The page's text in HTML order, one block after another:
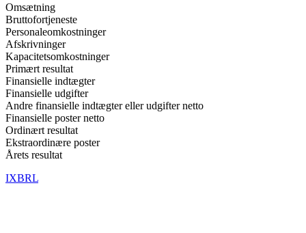
Omsætning
Bruttofortjeneste
Personaleomkostninger
Afskrivninger
Kapacitetsomkostninger
Primært resultat
Finansielle indtægter
Finansielle udgifter
Andre finansielle indtægter eller udgifter netto
Finansielle poster netto
Ordinært resultat
Ekstraordinære poster
Årets resultat
IXBRL